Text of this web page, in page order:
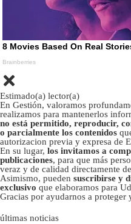
Estimado(a) lector(a)
En Gestión, valoramos
realizamos para mantenerlos
no está permitido, reproducir,
o parcialmente los contenidos
autorizacion previa y expresa de
En su lugar, los invitamos a
publicaciones, para que más
veraz y de calidad directamente
Asimismo, pueden suscribirse y
exclusivo que elaboramos para
Gracias por ayudarnos a proteger
últimas noticias